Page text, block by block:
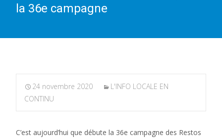
la 36e campagne
24 novembre 2020
L'INFO LOCALE EN
CONTINU
C’est aujourd’hui que débute la 36e campagne des Restos